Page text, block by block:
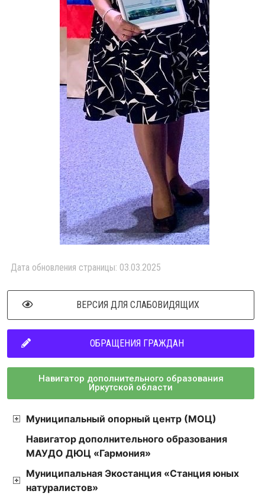
Дата обновления страницы: 03.03.2025
ВЕРСИЯ ДЛЯ СЛАБОВИДЯЩИХ
ОБРАЩЕНИЯ ГРАЖДАН
Навигатор дополнительного образования
Иркутской области
Муниципальный опорный центр (МОЦ)
Навигатор дополнительного образования
МАУДО ДЮЦ «Гармония»
Муниципальная Экостанция «Станция юных
натуралистов»